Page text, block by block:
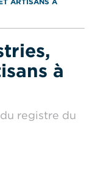
à
registre du